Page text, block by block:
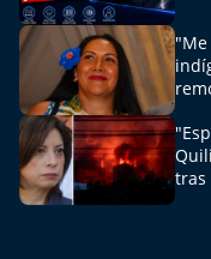
Impacto Tecnológico
Sesiones
Expreso PM
Conecta Vida
tras